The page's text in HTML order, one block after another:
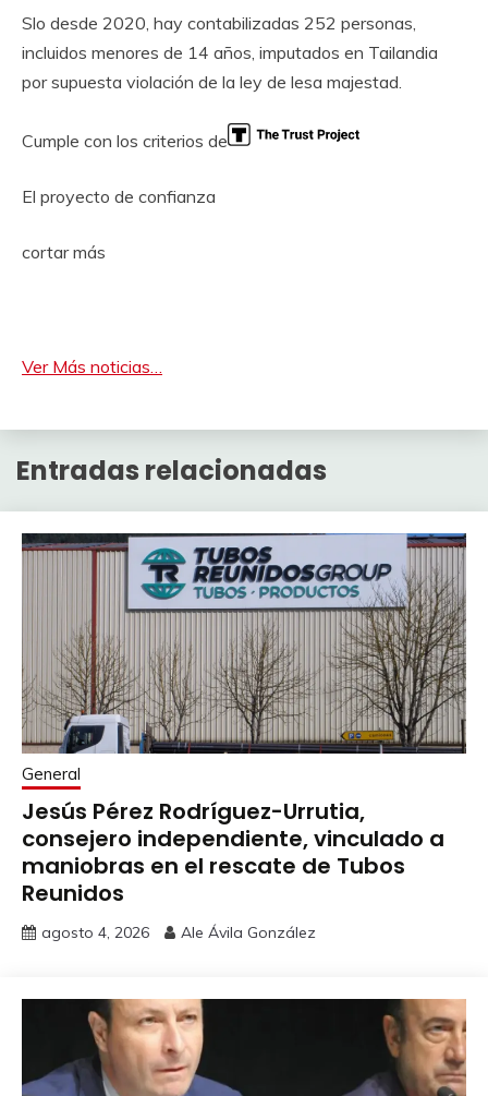
Slo desde 2020, hay contabilizadas 252 personas,
incluidos menores de 14 años, imputados en Tailandia
por supuesta violación de la ley de lesa majestad.
Cumple con los criterios de
El proyecto de confianza
cortar más
Ver Más noticias…
Entradas relacionadas
General
Jesús Pérez Rodríguez-Urrutia,
consejero independiente, vinculado a
maniobras en el rescate de Tubos
Reunidos
agosto 4, 2026 Ale Ávila González